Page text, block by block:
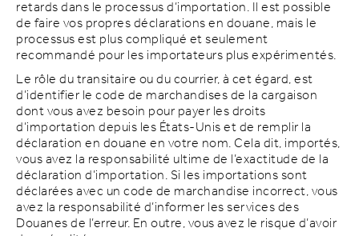
retards dans le processus d’importation. Il est possible
de faire vos propres déclarations en douane, mais le
processus est plus compliqué et seulement
recommandé pour les importateurs plus expérimentés.
Le rôle du transitaire ou du courrier, à cet égard, est
d’identifier le code de marchandises de la cargaison
dont vous avez besoin pour payer les droits
d’importation depuis les États-Unis et de remplir la
déclaration en douane en votre nom. Cela dit, importés,
vous avez la responsabilité ultime de l’exactitude de la
déclaration d’importation. Si les importations sont
déclarées avec un code de marchandise incorrect, vous
avez la responsabilité d’informer les services des
Douanes de l’erreur. En outre, vous avez le risque d’avoir